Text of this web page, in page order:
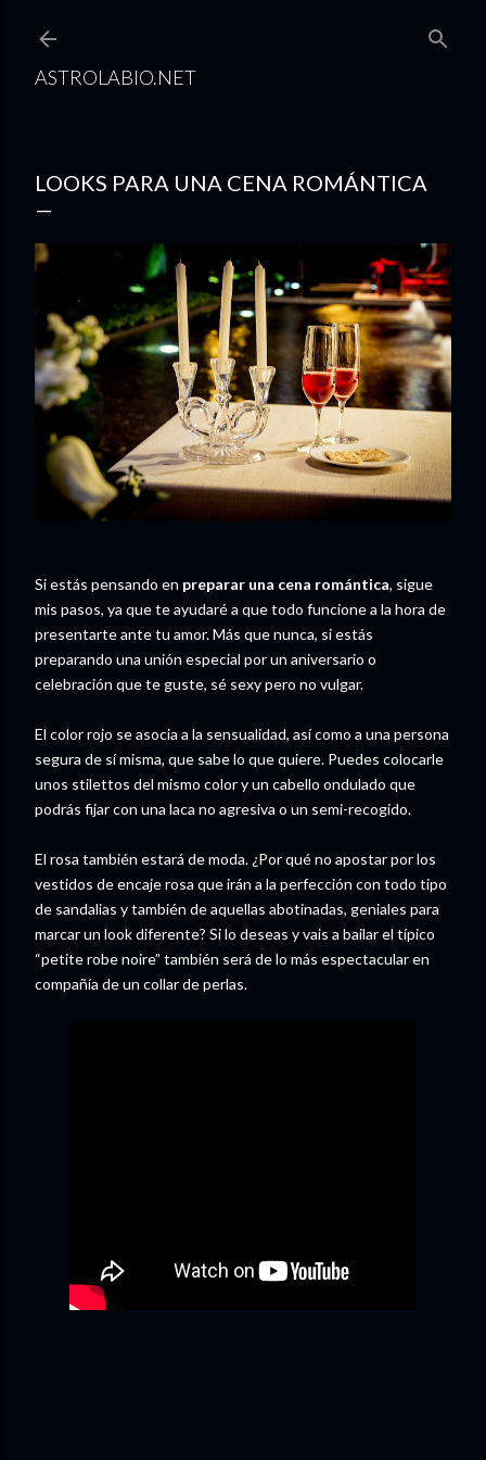
ASTROLABIO.NET
LOOKS PARA UNA CENA ROMÁNTICA
Si estás pensando en preparar una cena romántica, sigue
mis pasos, ya que te ayudaré a que todo funcione a la hora de
presentarte ante tu amor. Más que nunca, si estás
preparando una unión especial por un aniversario o
celebración que te guste, sé sexy pero no vulgar.
El color rojo se asocia a la sensualidad, así como a una persona
segura de sí misma, que sabe lo que quiere. Puedes colocarle
unos stilettos del mismo color y un cabello ondulado que
podrás fijar con una laca no agresiva o un semi-recogido.
El rosa también estará de moda. ¿Por qué no apostar por los
vestidos de encaje rosa que irán a la perfección con todo tipo
de sandalias y también de aquellas abotinadas, geniales para
marcar un look diferente? Si lo deseas y vais a bailar el típico
“petite robe noire” también será de lo más espectacular en
compañía de un collar de perlas.